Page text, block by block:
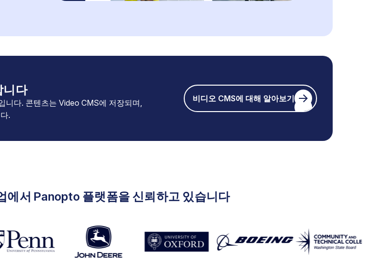
니다
다. 콘텐츠는 Video CMS에 저장되며,
.
비디오 CMS에 대해 알아보기
에서 Panopto 플랫폼을 신뢰하고 있습니다